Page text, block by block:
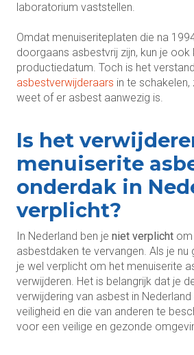
laboratorium vaststellen.
Omdat menuiseriteplaten die na
doorgaans asbestvrij zijn, kun je ook
productiedatum. Toch is het
asbestverwijderaars in te
weet of er asbest aanwezig is.
Is het
menuiserite
onderdak in
verplicht?
In Nederland ben je niet verplicht
asbestdaken te vervangen. Als je nu
je wel verplicht om het menuiserite
verwijderen. Het is belangrijk dat je
verwijdering van asbest in
veiligheid en die van anderen te
voor een veilige en gezonde